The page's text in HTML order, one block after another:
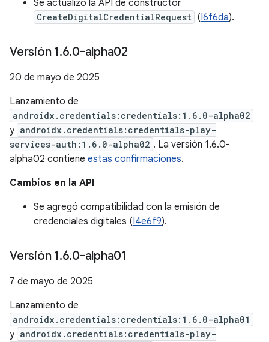
Se actualizó la API de constructor
CreateDigitalCredentialRequest (I6f6da).
Versión 1.6.0-alpha02
20 de mayo de 2025
Lanzamiento de
androidx.credentials:credentials:1.6.0-alpha02
y androidx.credentials:credentials-play-
services-auth:1.6.0-alpha02 . La versión 1.6.0-
alpha02 contiene estas confirmaciones.
Cambios en la API
Se agregó compatibilidad con la emisión de
credenciales digitales (I4e6f9).
Versión 1.6.0-alpha01
7 de mayo de 2025
Lanzamiento de
androidx.credentials:credentials:1.6.0-alpha01
y androidx.credentials:credentials-play-